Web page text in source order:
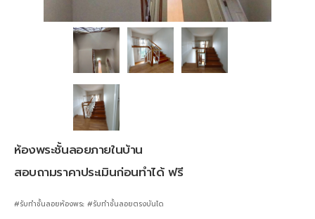
Previous
ห้องพระชั้นลอยภายในบ้าน
สอบถามราคาประเมินก่อนทำได้ ฟรี
#รับทำชั้นลอยห้องพระ #รับทำชั้นลอยตรงบันได